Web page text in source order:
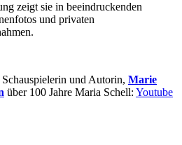
zeigt sie in beeindruckenden
und privaten
und Autorin, Marie
über 100 Jahre Maria Schell: Youtube